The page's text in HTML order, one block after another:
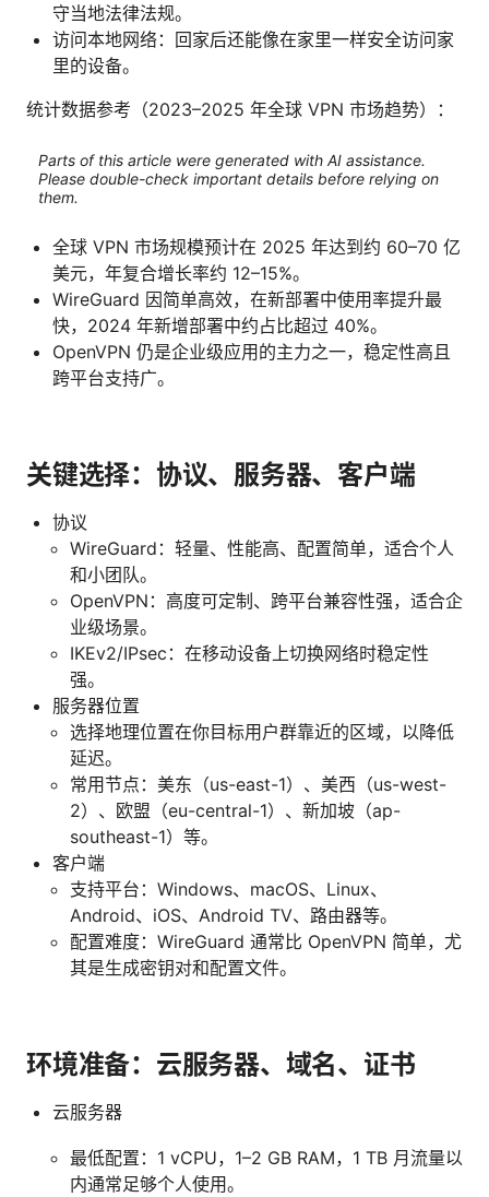
守当地法律法规。
访问本地网络：回家后还能像在家里一样安全访问家
里的设备。
统计数据参考（2023–2025 年全球 VPN 市场趋势）：
Parts of this article were generated with AI assistance.
Please double-check important details before relying on
them.
全球 VPN 市场规模预计在 2025 年达到约 60–70 亿
美元，年复合增长率约 12–15%。
WireGuard 因简单高效，在新部署中使用率提升最
快，2024 年新增部署中约占比超过 40%。
OpenVPN 仍是企业级应用的主力之一，稳定性高且
跨平台支持广。
关键选择：协议、服务器、客户端
协议
WireGuard：轻量、性能高、配置简单，适合个人
和小团队。
OpenVPN：高度可定制、跨平台兼容性强，适合企
业级场景。
IKEv2/IPsec：在移动设备上切换网络时稳定性
强。
服务器位置
选择地理位置在你目标用户群靠近的区域，以降低
延迟。
常用节点：美东（us-east-1）、美西（us-west-
2）、欧盟（eu-central-1）、新加坡（ap-
southeast-1）等。
客户端
支持平台：Windows、macOS、Linux、
Android、iOS、Android TV、路由器等。
配置难度：WireGuard 通常比 OpenVPN 简单，尤
其是生成密钥对和配置文件。
环境准备：云服务器、域名、证书
云服务器
最低配置：1 vCPU，1–2 GB RAM，1 TB 月流量以
内通常足够个人使用。